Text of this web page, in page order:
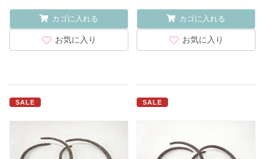
カゴに入れる
お気に入り
カゴに入れる
お気に入り
SALE SALE